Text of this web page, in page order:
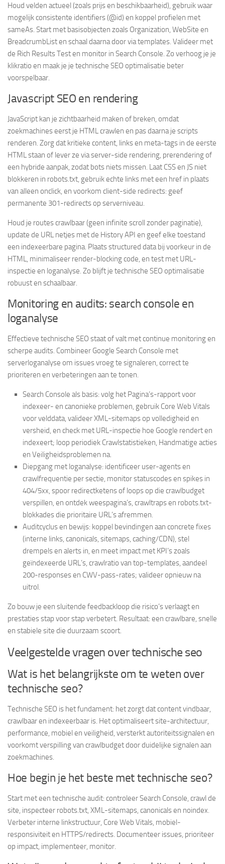
Houd velden actueel (zoals prijs en beschikbaarheid), gebruik waar
mogelijk consistente identifiers (@id) en koppel profielen met
sameAs. Start met basisobjecten zoals Organization, WebSite en
BreadcrumbList en schaal daarna door via templates. Valideer met
de Rich Results Test en monitor in Search Console. Zo verhoog je je
klikratio en maak je je technische SEO optimalisatie beter
voorspelbaar.
Javascript SEO en rendering
JavaScript kan je zichtbaarheid maken of breken, omdat
zoekmachines eerst je HTML crawlen en pas daarna je scripts
renderen. Zorg dat kritieke content, links en meta-tags in de eerste
HTML staan of lever ze via server-side rendering, prerendering of
een hybride aanpak, zodat bots niets missen. Laat CSS en JS niet
blokkeren in robots.txt, gebruik echte links met een href in plaats
van alleen onclick, en voorkom client-side redirects: geef
permanente 301-redirects op serverniveau.
Houd je routes crawlbaar (geen infinite scroll zonder paginatie),
update de URL netjes met de History API en geef elke toestand
een indexeerbare pagina. Plaats structured data bij voorkeur in de
HTML, minimaliseer render-blocking code, en test met URL-
inspectie en loganalyse. Zo blijft je technische SEO optimalisatie
robuust en schaalbaar.
Monitoring en audits: search console en
loganalyse
Effectieve technische SEO staat of valt met continue monitoring en
scherpe audits. Combineer Google Search Console met
serverloganalyse om issues vroeg te signaleren, correct te
prioriteren en verbeteringen aan te tonen.
Search Console als basis: volg het Pagina’s-rapport voor
indexeer- en canonieke problemen, gebruik Core Web Vitals
voor velddata, valideer XML-sitemaps op volledigheid en
versheid, en check met URL-inspectie hoe Google rendert en
indexeert; loop periodiek Crawlstatistieken, Handmatige acties
en Veiligheidsproblemen na.
Diepgang met loganalyse: identificeer user-agents en
crawlfrequentie per sectie, monitor statuscodes en spikes in
404/5xx, spoor redirectketens of loops op die crawlbudget
verspillen, en ontdek weespagina’s, crawltraps en robots.txt-
blokkades die prioritaire URL’s afremmen.
Auditcyclus en bewijs: koppel bevindingen aan concrete fixes
(interne links, canonicals, sitemaps, caching/CDN), stel
drempels en alerts in, en meet impact met KPI’s zoals
geïndexeerde URL’s, crawlratio van top-templates, aandeel
200-responses en CWV-pass-rates; valideer opnieuw na
uitrol.
Zo bouw je een sluitende feedbackloop die risico’s verlaagt en
prestaties stap voor stap verbetert. Resultaat: een crawlbare, snelle
en stabiele site die duurzaam scoort.
Veelgestelde vragen over technische seo
Wat is het belangrijkste om te weten over
technische seo?
Technische SEO is het fundament: het zorgt dat content vindbaar,
crawlbaar en indexeerbaar is. Het optimaliseert site-architectuur,
performance, mobiel en veiligheid, versterkt autoriteitssignalen en
voorkomt verspilling van crawlbudget door duidelijke signalen aan
zoekmachines.
Hoe begin je het beste met technische seo?
Start met een technische audit: controleer Search Console, crawl de
site, inspecteer robots.txt, XML-sitemaps, canonicals en noindex.
Verbeter interne linkstructuur, Core Web Vitals, mobiel-
responsiviteit en HTTPS/redirects. Documenteer issues, prioriteer
op impact, implementeer, monitor.